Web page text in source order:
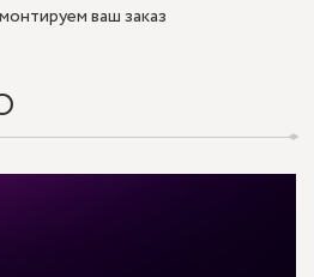
ваш заказ